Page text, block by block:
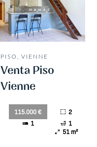
PISO, VIENNE
Venta Piso
Vienne
115.000 €
2
1
1
51 m²